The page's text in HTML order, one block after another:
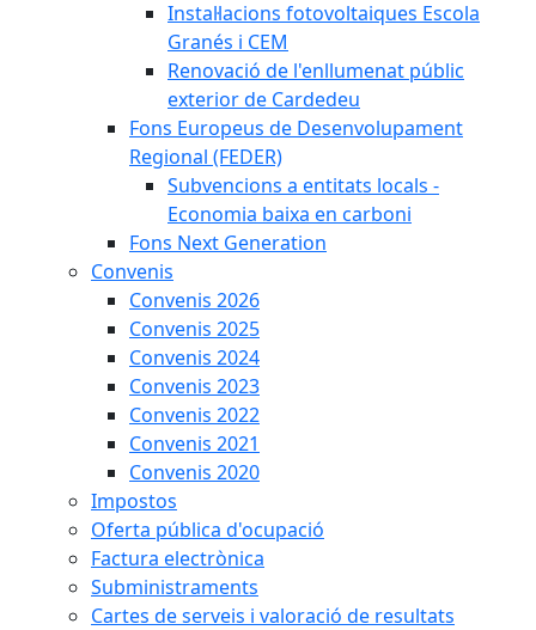
Instal·lacions fotovoltaiques Escola
Granés i CEM
Renovació de l'enllumenat públic
exterior de Cardedeu
Fons Europeus de Desenvolupament
Regional (FEDER)
Subvencions a entitats locals -
Economia baixa en carboni
Fons Next Generation
Convenis
Convenis 2026
Convenis 2025
Convenis 2024
Convenis 2023
Convenis 2022
Convenis 2021
Convenis 2020
Impostos
Oferta pública d'ocupació
Factura electrònica
Subministraments
Cartes de serveis i valoració de resultats